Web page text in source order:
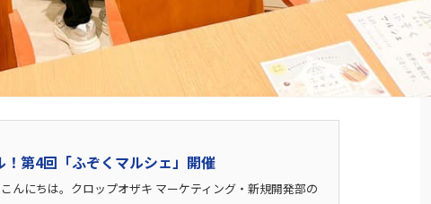
第4回「ふぞくマルシェ」開催
んにちは。クロップオザキ マーケティング・新規開発部の